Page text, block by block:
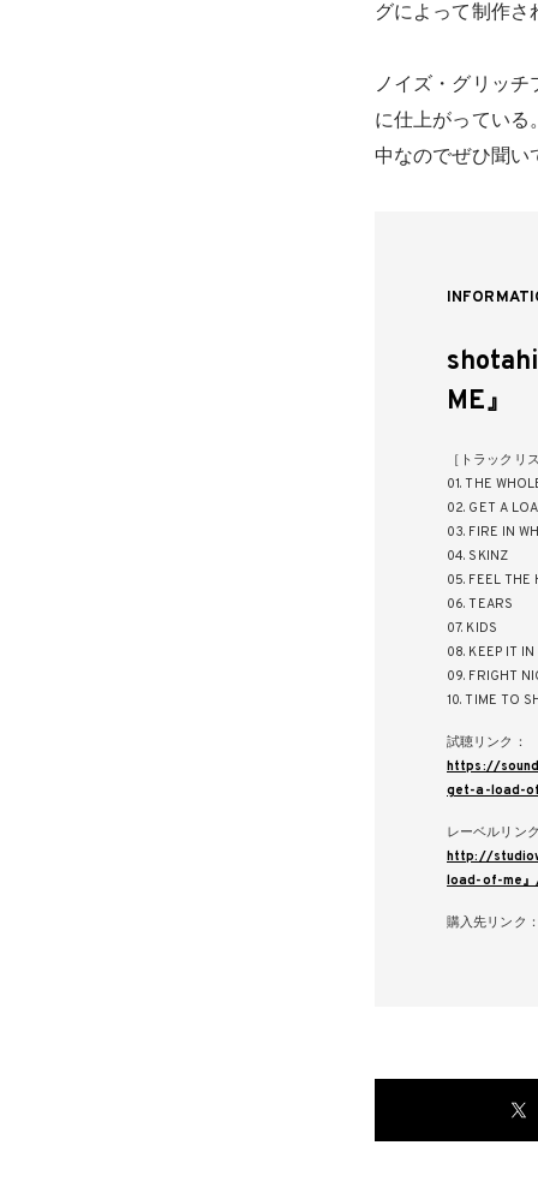
グによって制作さ
ノイズ・グリッ
に仕上がっている
中なのでぜひ聞い
ME』
［トラックリ
01. THE
02. GET A
03. FIRE IN
04. SKINZ
05. FEEL THE
06. TEARS
07. KIDS
08. KEEP IT
09. FRIGHT
10. TIME TO
試聴リンク：
https://
get-a-load-
レーベルリン
http://
load-of-me
購入先リンク